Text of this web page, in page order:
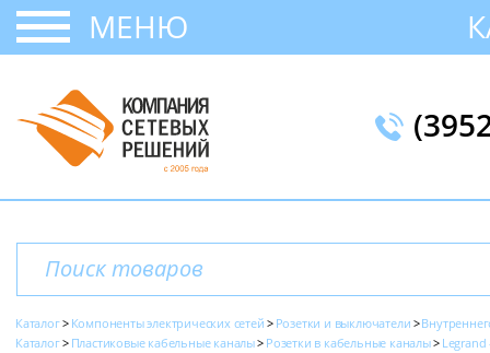
МЕНЮ
Каталог Компоненты электрических сетей Розетки и выключатели
Каталог
Пластиковые кабельные каналы Розетки в кабельные каналы
Legrand